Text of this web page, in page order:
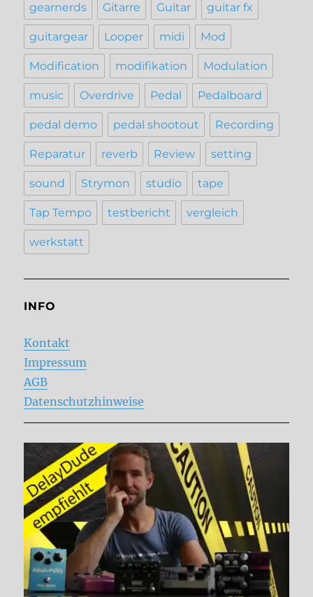
gearnerds Gitarre Guitar guitar fx
guitargear Looper midi Mod
Modification modifikation Modulation
music Overdrive Pedal Pedalboard
pedal demo pedal shootout Recording
Reparatur reverb Review setting
sound Strymon studio tape
Tap Tempo testbericht vergleich
werkstatt
INFO
Kontakt
Impressum
AGB
Datenschutzhinweise